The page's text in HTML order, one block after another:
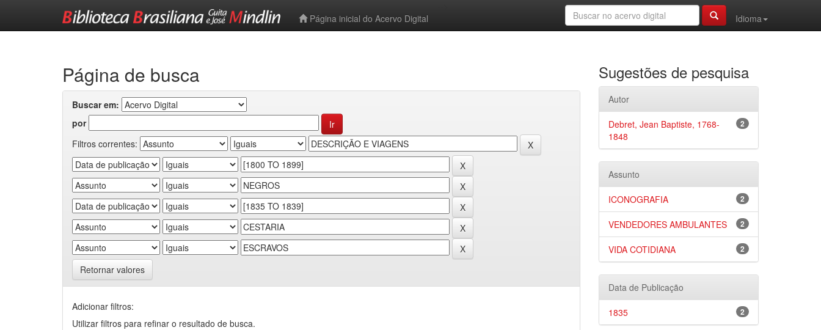
Página inicial do Acervo Digital
Idioma
Página de busca
Buscar em:
por
Filtros correntes:
Retornar valores
Adicionar filtros:
Utilizar filtros para refinar o resultado de busca.
Sugestões de pesquisa
Autor
2
Debret, Jean Baptiste, 1768-
1848
Assunto
2
ICONOGRAFIA
2
VENDEDORES AMBULANTES
2
VIDA COTIDIANA
Data de Publicação
2
1835